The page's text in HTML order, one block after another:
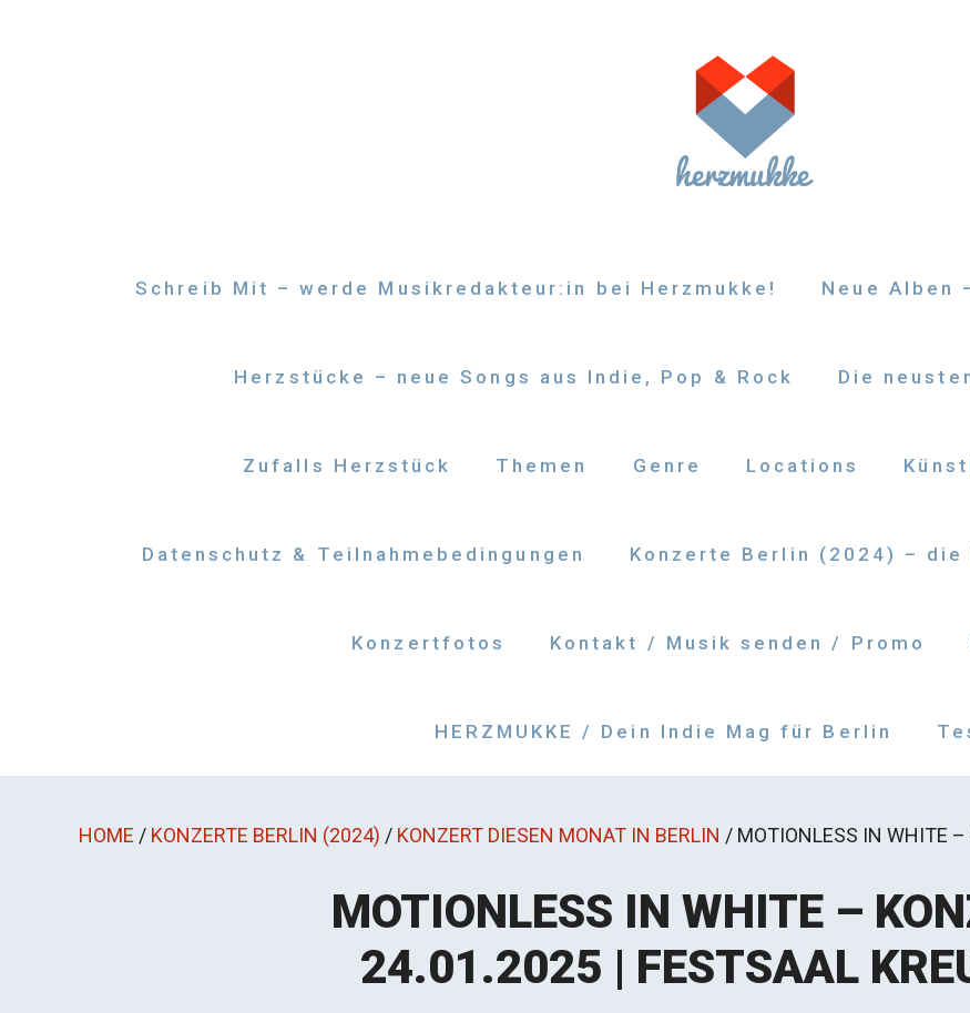
Schreib Mit – werde Musikredakteur:in bei Herzmukke! Neue Alben
Herzstücke – neue Songs aus Indie, Pop & Rock Die
Zufalls Herzstück Themen Genre Locations
Datenschutz & Teilnahmebedingungen Konzerte Berlin (2024) – die
Konzertfotos Kontakt / Musik senden / Promo
HERZMUKKE / Dein Indie Mag für Berlin
HOME / KONZERTE BERLIN (2024) / KONZERT DIESEN MONAT IN BERLIN / MOTIONLESS IN WHITE
MOTIONLESS IN WHITE –
24.01.2025 | FESTSAAL